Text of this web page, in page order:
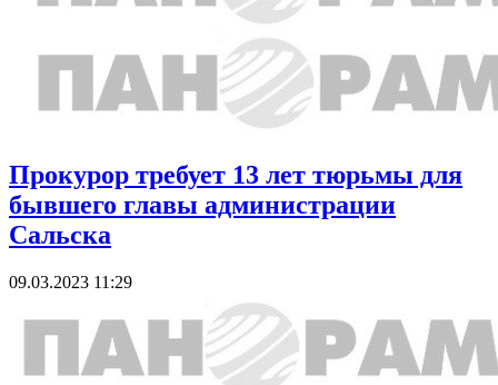
Прокурор требует 13 лет тюрьмы для
бывшего главы администрации
Сальска
09.03.2023 11:29